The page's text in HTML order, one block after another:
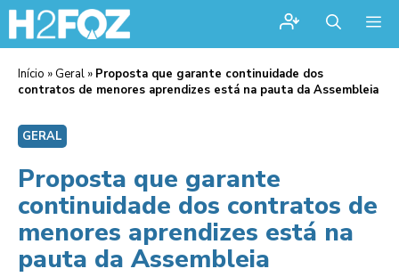
Início » Geral » Proposta que garante continuidade dos
contratos de menores aprendizes está na pauta da Assembleia
GERAL
Proposta que garante
continuidade dos contratos de
menores aprendizes está na
pauta da Assembleia